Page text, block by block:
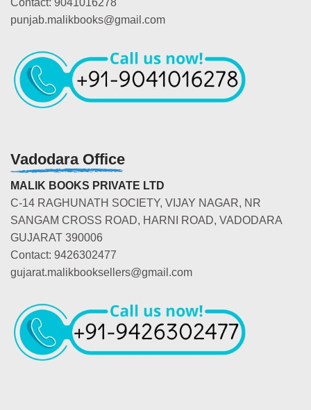
Contact: 9041016278
punjab.malikbooks@gmail.com
Vadodara Office
MALIK BOOKS PRIVATE LTD
C-14 RAGHUNATH SOCIETY, VIJAY NAGAR, NR
SANGAM CROSS ROAD, HARNI ROAD, VADODARA
GUJARAT 390006
Contact: 9426302477
gujarat.malikbooksellers@gmail.com